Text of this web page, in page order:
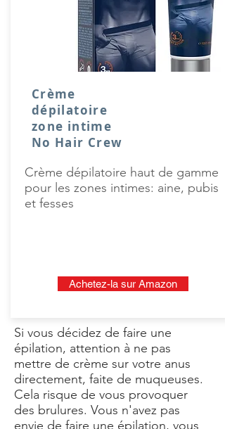
Crème
dépilatoire
zone intime
No Hair Crew
Crème dépilatoire haut de gamme
pour les zones intimes: aine, pubis
et fesses
Achetez-la sur Amazon
Si vous décidez de faire une
épilation, attention à ne pas
mettre de crème sur votre anus
directement, faite de muqueuses.
Cela risque de vous provoquer
des brulures. Vous n'avez pas
envie de faire une épilation, vous